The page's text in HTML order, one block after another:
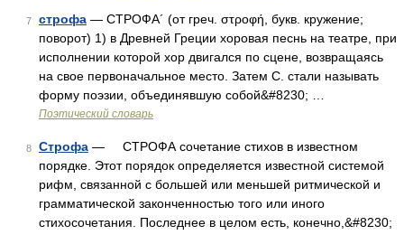
7 строфа — СТРОФА´ (от греч. στροφή, букв. кружение;
поворот) 1) в Древней Греции хоровая песнь на театре, при
исполнении которой хор двигался по сцене, возвращаясь
на свое первоначальное место. Затем С. стали называть
форму поэзии, объединявшую собой&#8230; …
Поэтический словарь
8 Строфа — СТРОФА сочетание стихов в известном
порядке. Этот порядок определяется известной системой
рифм, связанной с большей или меньшей ритмической и
грамматической законченностью того или иного
стихосочетания. Последнее в целом есть, конечно,&#8230;